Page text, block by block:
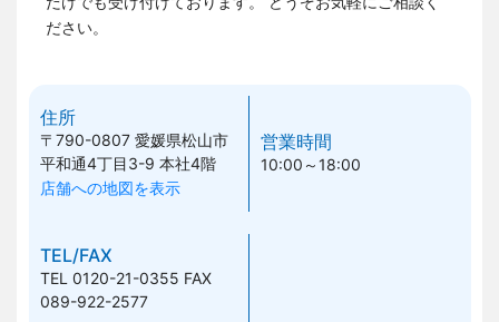
ださい。
住所
〒790-0807愛媛県松山市
平和通4丁目3-9 本社4階
店舗への地図を表示
営業時間
10:00～18:00
TEL/FAX
TEL 0120-21-0355 FAX
089-922-2577